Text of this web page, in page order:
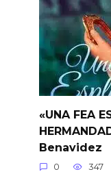
«UNA FEA
Benavidez
0 347